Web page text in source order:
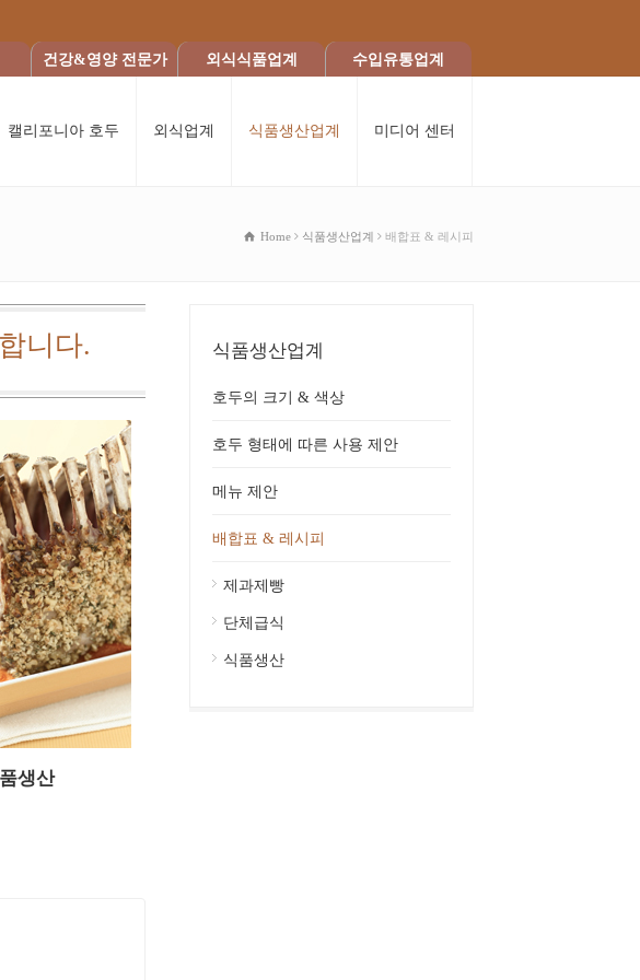
건강&영양 전문가 외식식품업계 수입유통업계
캘리포니아 호두 외식업계 식품생산업계 미디어 센터
Home 식품생산업계 배합표 & 레시피
니다.
생산
식품생산업계
호두의 크기 & 색상
호두 형태에 따른 사용 제안
메뉴 제안
배합표 & 레시피
제과제빵
단체급식
식품생산